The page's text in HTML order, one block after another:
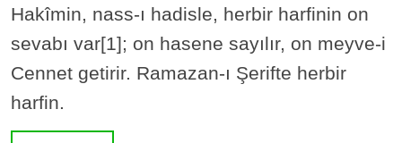
Hakîmin, nass-ı hadisle, herbir harfinin on
sevabı var[1]; on hasene sayılır, on meyve-i
Cennet getirir. Ramazan-ı Şerifte herbir
harfin.